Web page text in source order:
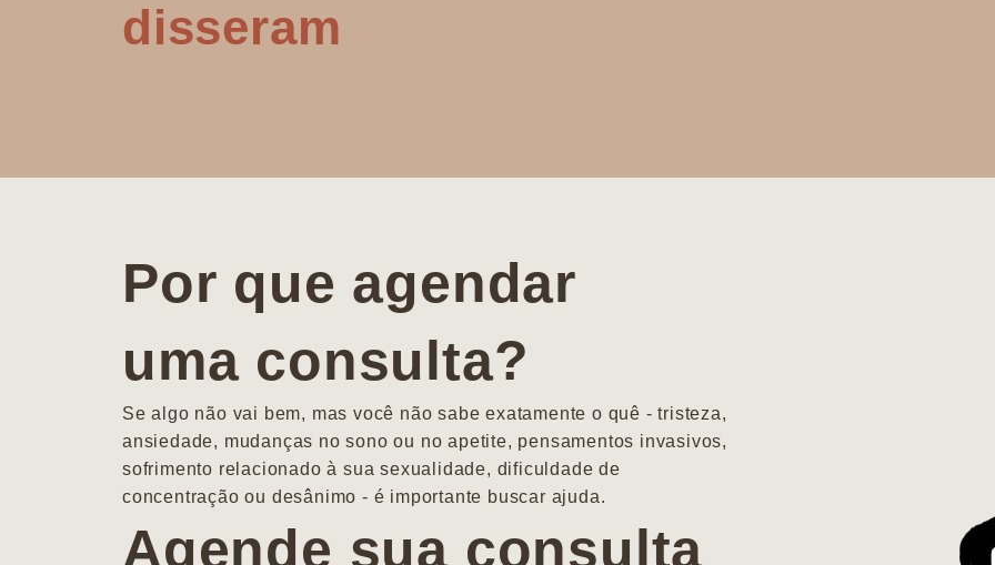
disseram
Por que agendar
uma consulta?
Se algo não vai bem, mas você não sabe exatamente o quê - tristeza,
ansiedade, mudanças no sono ou no apetite, pensamentos invasivos,
sofrimento relacionado à sua sexualidade, dificuldade de
concentração ou desânimo - é importante buscar ajuda.
Agende sua consulta